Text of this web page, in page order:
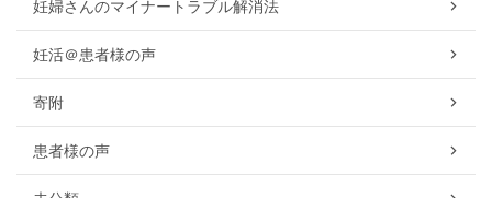
妊婦さんのマイナートラブル解消法
妊活＠患者様の声
寄附
患者様の声